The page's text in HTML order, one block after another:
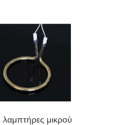
μικρού